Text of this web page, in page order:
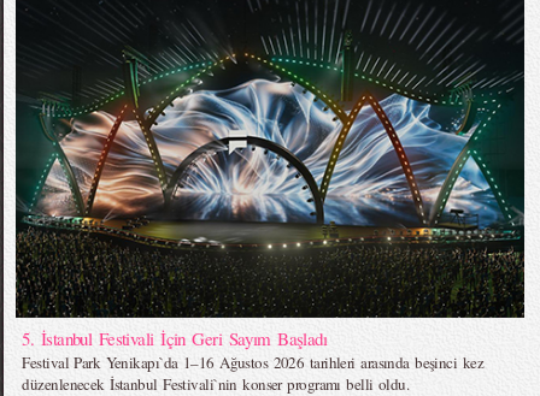
5. İstanbul Festivali İçin Geri Sayım Başladı
Festival Park Yenikapı`da 1–16 Ağustos 2026 tarihleri arasında beşinci kez
düzenlenecek İstanbul Festivali`nin konser programı belli oldu.